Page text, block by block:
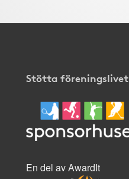
Stötta föreningslivet
En del av AwardIt